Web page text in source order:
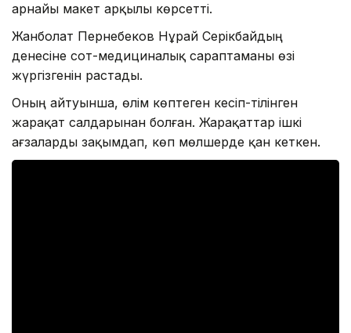
арнайы макет арқылы көрсетті.
Жанболат Пернебеков Нұрай Серікбайдың
денесіне сот-медициналық сараптаманы өзі
жүргізгенін растады.
Оның айтуынша, өлім көптеген кесіп-тілінген
жарақат салдарынан болған. Жарақаттар ішкі
ағзаларды зақымдап, көп мөлшерде қан кеткен.